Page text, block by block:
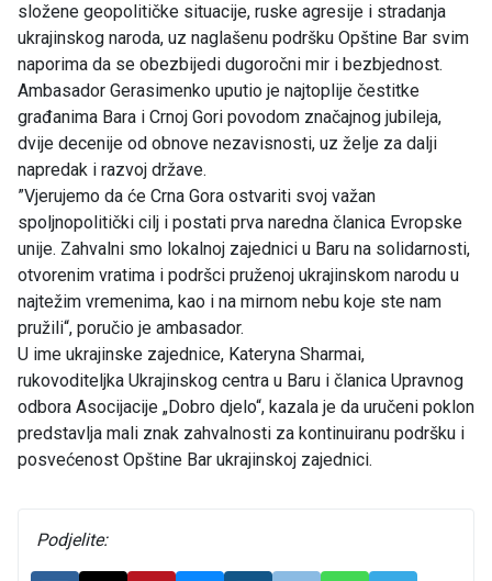
složene geopolitičke situacije, ruske agresije i stradanja
ukrajinskog naroda, uz naglašenu podršku Opštine Bar svim
naporima da se obezbijedi dugoročni mir i bezbjednost.
Ambasador Gerasimenko uputio je najtoplije čestitke
građanima Bara i Crnoj Gori povodom značajnog jubileja,
dvije decenije od obnove nezavisnosti, uz želje za dalji
napredak i razvoj države.
”Vjerujemo da će Crna Gora ostvariti svoj važan
spoljnopolitički cilj i postati prva naredna članica Evropske
unije. Zahvalni smo lokalnoj zajednici u Baru na solidarnosti,
otvorenim vratima i podršci pruženoj ukrajinskom narodu u
najtežim vremenima, kao i na mirnom nebu koje ste nam
pružili“, poručio je ambasador.
U ime ukrajinske zajednice, Kateryna Sharmai,
rukovoditeljka Ukrajinskog centra u Baru i članica Upravnog
odbora Asocijacije „Dobro djelo“, kazala je da uručeni poklon
predstavlja mali znak zahvalnosti za kontinuiranu podršku i
posvećenost Opštine Bar ukrajinskoj zajednici.
Podjelite: